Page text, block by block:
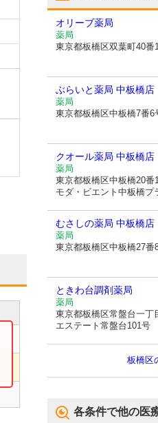
オリーブ薬局
薬局
東京都板橋区双葉町40番
ぶらいと薬局 中板橋店
薬局
東京都板橋区中板橋7番6
クオール薬局 中板橋店
薬局
東京都板橋区中板橋20番
モダ・ビエント中板橋プ
むさしの薬局 中板橋店
薬局
東京都板橋区中板橋27番
ときわ台調剤薬局
薬局
東京都板橋区常盤台一丁
エステート常盤台101号
板橋区
各条件で他の医